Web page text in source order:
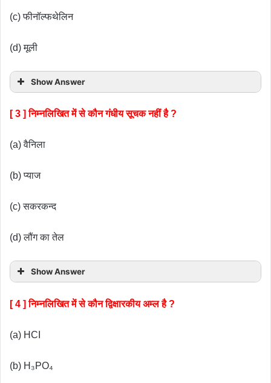
(c) फीनॉल्फथेलिन
(d) मूली
Show Answer
[ 3 ] निम्नलिखित में से कौन गंधीय सूचक नहीं है ?
(a) वैनिला
(b) प्याज
(c) सकरकन्द
(d) लौंग का तेल
Show Answer
[ 4 ] निम्नलिखित में से कौन द्विक्षारकीय अम्ल है ?
(a) HCI
(b) H₃PO₄